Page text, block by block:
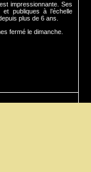
impressionnante. Ses
publiques à l’échelle
plus de 6 ans.
fermé le dimanche.